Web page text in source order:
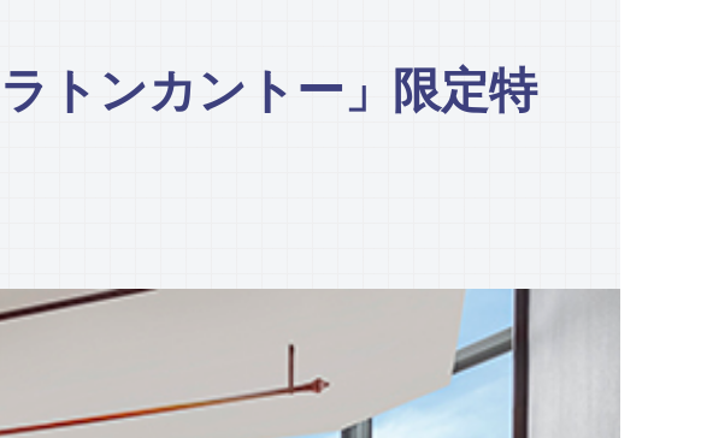
トンカントー」限定特